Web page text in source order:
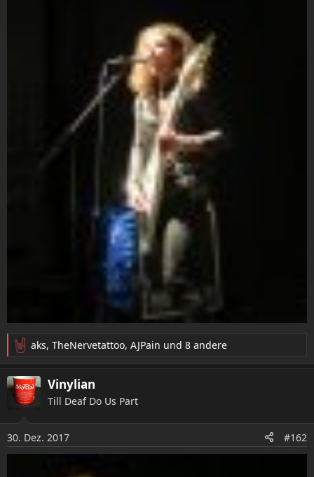
R
e
a
k
t
n
e
aks, TheNervetattoo, AJPain und 8 andere
Vinylian
Till Deaf Do Us Part
30. Dez. 2017 #162